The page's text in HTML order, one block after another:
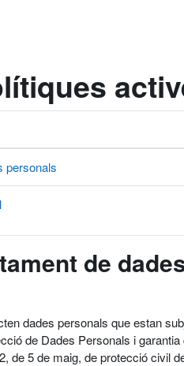
personals
de
dades personals que estan
de Dades Personals i
de 5 de maig, de protecció civil